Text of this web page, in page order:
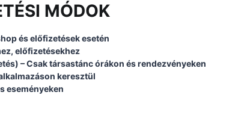
MÓDOK
és előfizetések esetén
előfizetésekhez
– Csak társastánc órákon és rendezvényeken
keresztül
eseményeken